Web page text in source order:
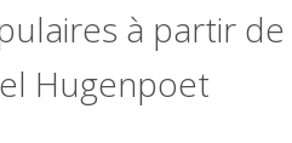
à partir de
Hugenpoet